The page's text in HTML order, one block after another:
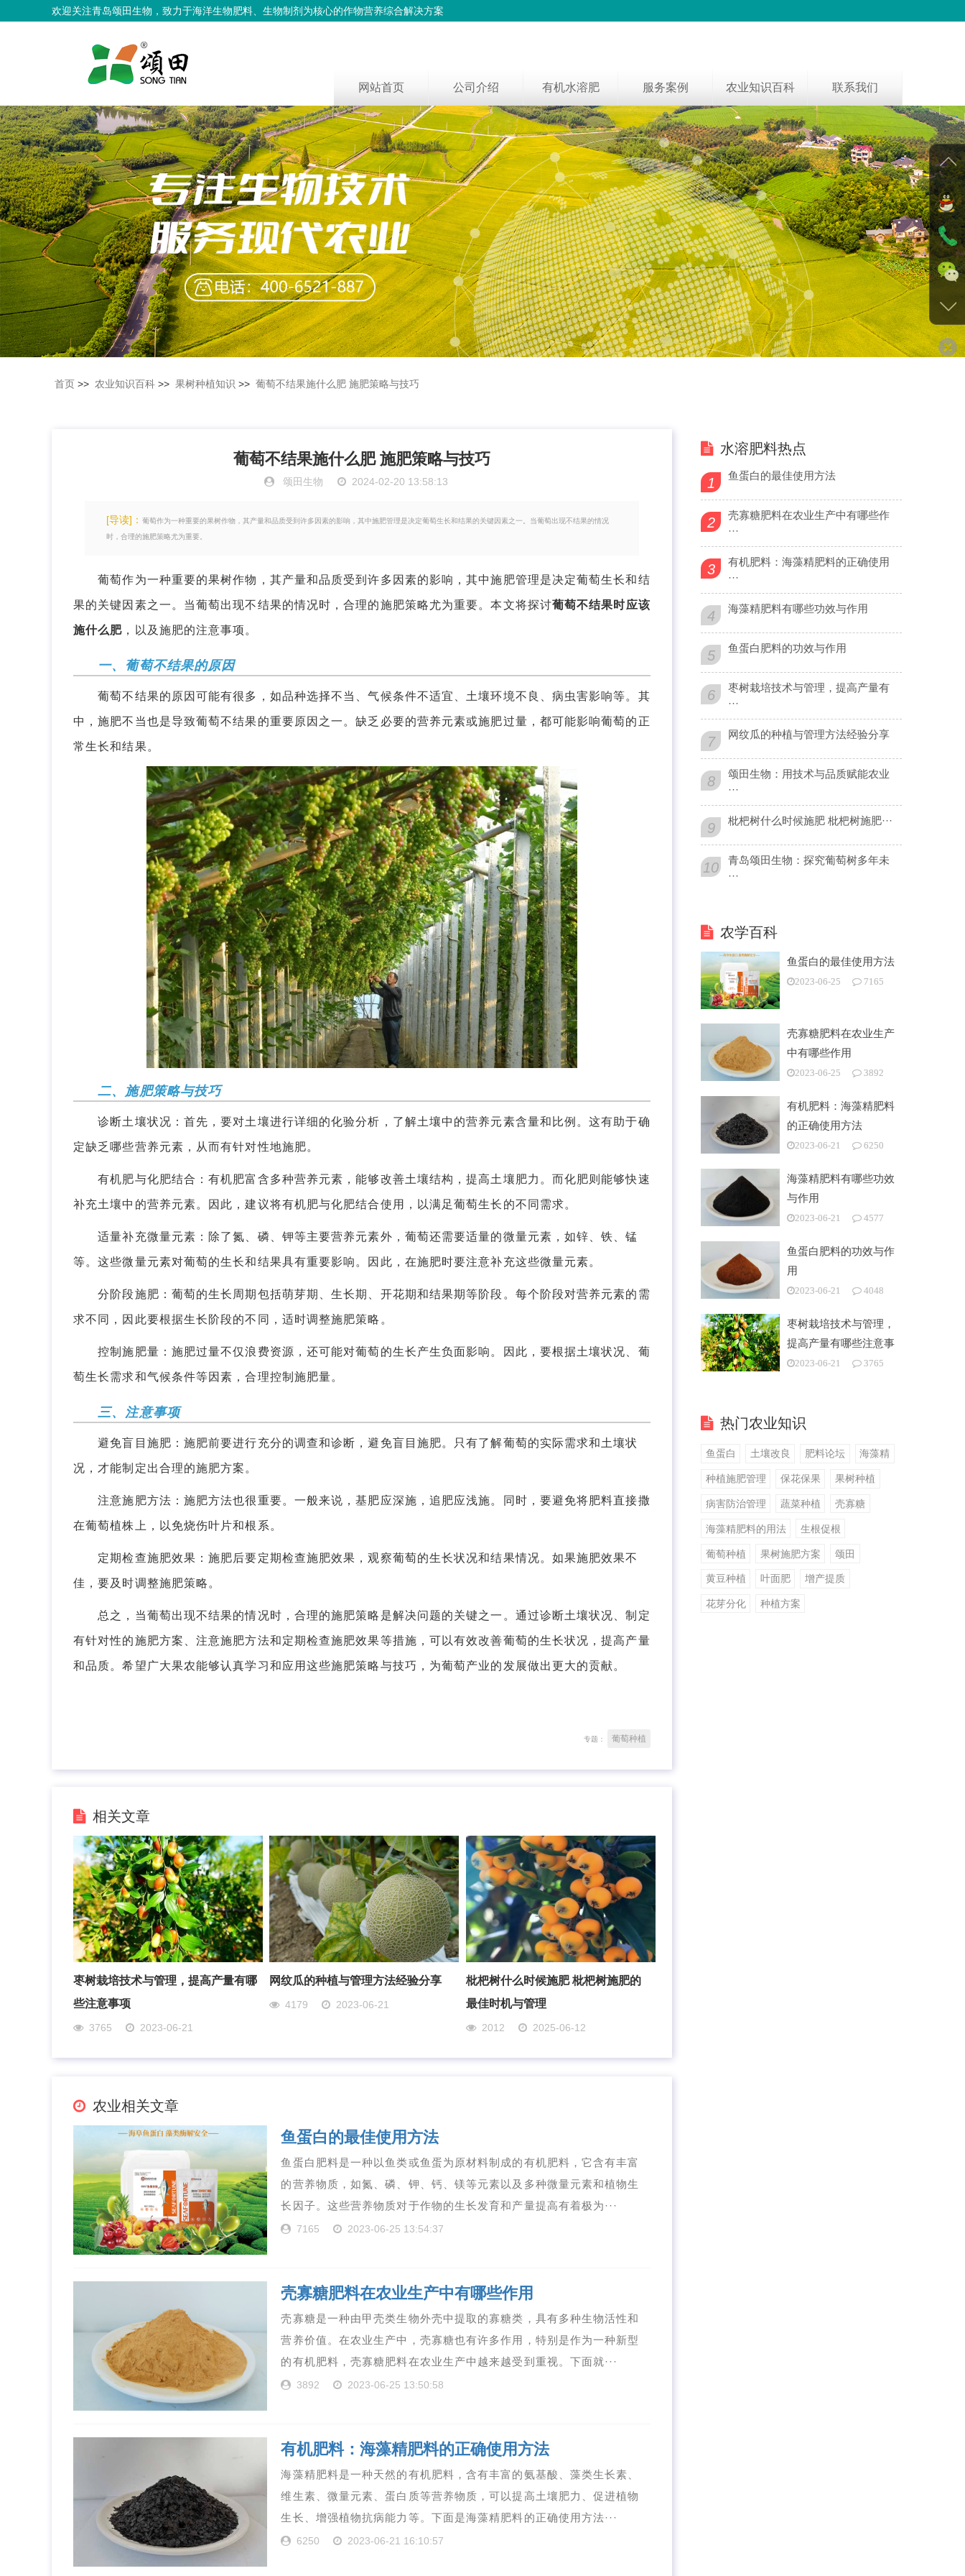
欢迎关注青岛颂田生物，致力于海洋生物肥料、生物制剂为核心的作物营养综合解决方案
网站首页 公司介绍 有机水溶肥 服务案例 农业知识百科 联系我们
首页 >> 农业知识百科 >> 果树种植知识 >> 葡萄不结果施什么肥 施肥策略与技巧
葡萄不结果施什么肥 施肥策略与技巧
颂田生物 2024-02-20 13:58:13
[导读]： 葡萄作为一种重要的果树作物，其产量和品质受到许多因素的影响，其中施肥管理是决定葡萄生长和结果的关键因素之一。当葡萄出现不结果的情况
时，合理的施肥策略尤为重要。
葡萄作为一种重要的果树作物，其产量和品质受到许多因素的影响，其中施肥管理是决定葡萄生长和结
果的关键因素之一。当葡萄出现不结果的情况时，合理的施肥策略尤为重要。本文将探讨葡萄不结果时应该
施什么肥 ，以及施肥的注意事项。
一、葡萄不结果的原因
葡萄不结果的原因可能有很多，如品种选择不当、气候条件不适宜、土壤环境不良、病虫害影响等。其
中，施肥不当也是导致葡萄不结果的重要原因之一。缺乏必要的营养元素或施肥过量，都可能影响葡萄的正
常生长和结果。
二、施肥策略与技巧
诊断土壤状况：首先，要对土壤进行详细的化验分析，了解土壤中的营养元素含量和比例。这有助于确
定缺乏哪些营养元素，从而有针对性地施肥。
有机肥与化肥结合：有机肥富含多种营养元素，能够改善土壤结构，提高土壤肥力。而化肥则能够快速
补充土壤中的营养元素。因此，建议将有机肥与化肥结合使用，以满足葡萄生长的不同需求。
适量补充微量元素：除了氮、磷、钾等主要营养元素外，葡萄还需要适量的微量元素，如锌、铁、锰
等。这些微量元素对葡萄的生长和结果具有重要影响。因此，在施肥时要注意补充这些微量元素。
分阶段施肥：葡萄的生长周期包括萌芽期、生长期、开花期和结果期等阶段。每个阶段对营养元素的需
求不同，因此要根据生长阶段的不同，适时调整施肥策略。
控制施肥量：施肥过量不仅浪费资源，还可能对葡萄的生长产生负面影响。因此，要根据土壤状况、葡
萄生长需求和气候条件等因素，合理控制施肥量。
三、注意事项
避免盲目施肥：施肥前要进行充分的调查和诊断，避免盲目施肥。只有了解葡萄的实际需求和土壤状
况，才能制定出合理的施肥方案。
注意施肥方法：施肥方法也很重要。一般来说，基肥应深施，追肥应浅施。同时，要避免将肥料直接撒
在葡萄植株上，以免烧伤叶片和根系。
定期检查施肥效果：施肥后要定期检查施肥效果，观察葡萄的生长状况和结果情况。如果施肥效果不
佳，要及时调整施肥策略。
总之，当葡萄出现不结果的情况时，合理的施肥策略是解决问题的关键之一。通过诊断土壤状况、制定
有针对性的施肥方案、注意施肥方法和定期检查施肥效果等措施，可以有效改善葡萄的生长状况，提高产量
和品质。希望广大果农能够认真学习和应用这些施肥策略与技巧，为葡萄产业的发展做出更大的贡献。
专题： 葡萄种植
相关文章
枣树栽培技术与管理，提高产量有哪
些注意事项
3765 2023-06-21
网纹瓜的种植与管理方法经验分享
4179 2023-06-21
枇杷树什么时候施肥 枇杷树施肥的
最佳时机与管理
2012 2025-06-12
农业相关文章
鱼蛋白的最佳使用方法
鱼蛋白肥料是一种以鱼类或鱼蛋为原材料制成的有机肥料，它含有丰富
的营养物质，如氮、磷、钾、钙、镁等元素以及多种微量元素和植物生
长因子。这些营养物质对于作物的生长发育和产量提高有着极为···
7165 2023-06-25 13:54:37
壳寡糖肥料在农业生产中有哪些作用
壳寡糖是一种由甲壳类生物外壳中提取的寡糖类，具有多种生物活性和
营养价值。在农业生产中，壳寡糖也有许多作用，特别是作为一种新型
的有机肥料，壳寡糖肥料在农业生产中越来越受到重视。下面就···
3892 2023-06-25 13:50:58
有机肥料：海藻精肥料的正确使用方法
海藻精肥料是一种天然的有机肥料，含有丰富的氨基酸、藻类生长素、
维生素、微量元素、蛋白质等营养物质，可以提高土壤肥力、促进植物
生长、增强植物抗病能力等。下面是海藻精肥料的正确使用方法···
6250 2023-06-21 16:10:57
水溶肥料热点
1 鱼蛋白的最佳使用方法
2
壳寡糖肥料在农业生产中有哪些作
···
3
有机肥料：海藻精肥料的正确使用
···
4 海藻精肥料有哪些功效与作用
5 鱼蛋白肥料的功效与作用
6
枣树栽培技术与管理，提高产量有
···
7 网纹瓜的种植与管理方法经验分享
8
颂田生物：用技术与品质赋能农业
···
9 枇杷树什么时候施肥 枇杷树施肥···
10
青岛颂田生物：探究葡萄树多年未
···
农学百科
鱼蛋白的最佳使用方法
2023-06-25 7165
壳寡糖肥料在农业生产
中有哪些作用
2023-06-25 3892
有机肥料：海藻精肥料
的正确使用方法
2023-06-21 6250
海藻精肥料有哪些功效
与作用
2023-06-21 4577
鱼蛋白肥料的功效与作
用
2023-06-21 4048
枣树栽培技术与管理，
提高产量有哪些注意事
项2023-06-21 3765
热门农业知识
鱼蛋白 土壤改良 肥料论坛 海藻精
种植施肥管理 保花保果 果树种植
病害防治管理 蔬菜种植 壳寡糖
海藻精肥料的用法 生根促根
葡萄种植 果树施肥方案 颂田
黄豆种植 叶面肥 增产提质
花芽分化 种植方案